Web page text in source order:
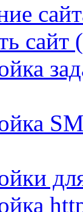
сайт